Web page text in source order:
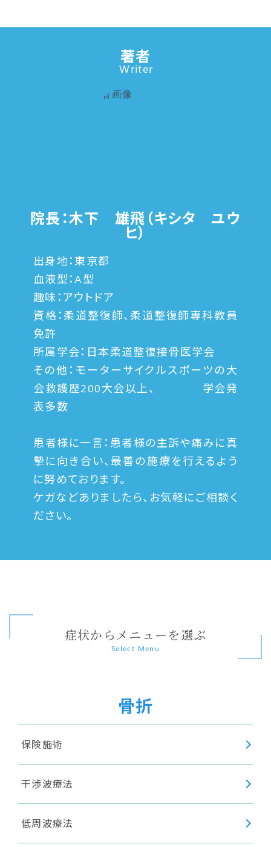
著者
Writer
院長：木下 雄飛（キシタ ユウ
ヒ）
出身地：東京都
血液型：A型
趣味：アウトドア
資格：柔道整復師、柔道整復師専科教員
免許
所属学会：日本柔道整復接骨医学会
その他：モーターサイクルスポーツの大
会救護歴200大会以上、 学会発
表多数
患者様に一言：患者様の主訴や痛みに真
摯に向き合い、最善の施療を行えるよう
に努めております。
ケガなどありましたら、お気軽にご相談く
ださい。
症状からメニューを選ぶ
Select Menu
骨折
保険施術
干渉波療法
低周波療法